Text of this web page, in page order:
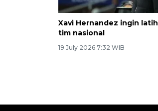
Xavi Hernandez ingin latih
tim nasional
19 July 2026 7:32 WIB